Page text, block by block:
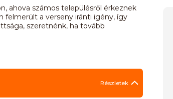
ahova számos településről érkeznek
felmerült a verseny iránti igény, így
szeretnénk, ha tovább
Részletek